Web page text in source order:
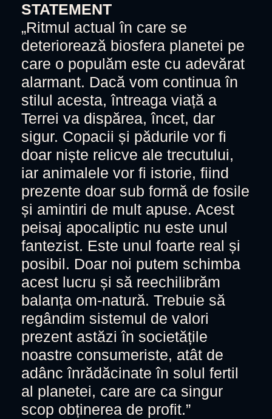
STATEMENT
„Ritmul actual în care se
deteriorează biosfera planetei pe
care o populăm este cu adevărat
alarmant. Dacă vom continua în
stilul acesta, întreaga viață a
Terrei va dispărea, încet, dar
sigur. Copacii și pădurile vor fi
doar niște relicve ale trecutului,
iar animalele vor fi istorie, fiind
prezente doar sub formă de fosile
și amintiri de mult apuse. Acest
peisaj apocaliptic nu este unul
fantezist. Este unul foarte real și
posibil. Doar noi putem schimba
acest lucru și să reechilibrăm
balanța om-natură. Trebuie să
regândim sistemul de valori
prezent astăzi în societățile
noastre consumeriste, atât de
adânc înrădăcinate în solul fertil
al planetei, care are ca singur
scop obținerea de profit.”